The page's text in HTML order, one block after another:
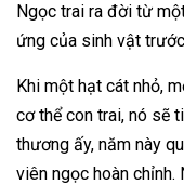
Ngọc trai ra đời từ
ứng của sinh vật
Khi một hạt cát nhỏ,
cơ thể con trai, nó sẽ
thương ấy, năm này
viên ngọc hoàn